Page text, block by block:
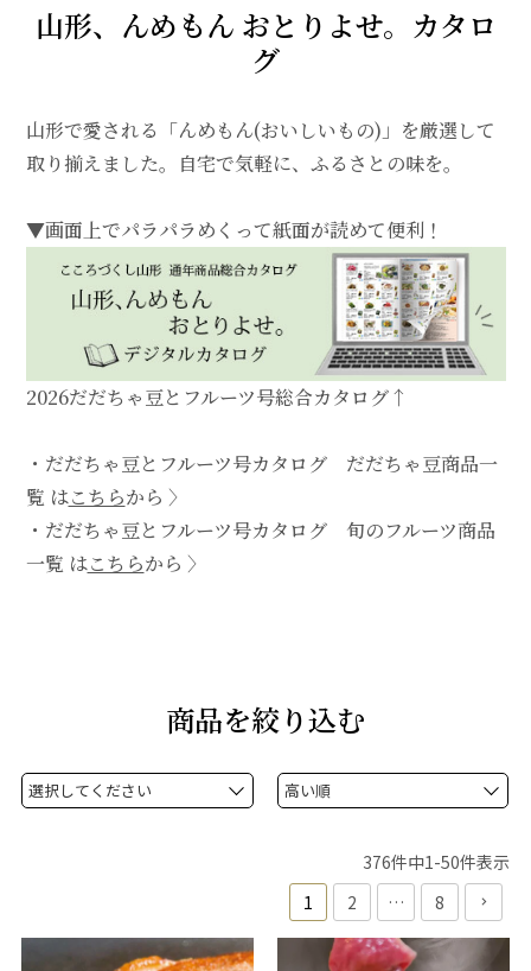
山形、んめもん おとりよせ。カタロ
グ
山形で愛される「んめもん(おいしいもの)」を厳選して
取り揃えました。自宅で気軽に、ふるさとの味を。
▼画面上でパラパラめくって紙面が読めて便利！
2026だだちゃ豆とフルーツ号総合カタログ↑
・ だだちゃ豆とフルーツ号カタログ だだちゃ豆商品一
覧 はこちらから 〉
・ だだちゃ豆とフルーツ号カタログ 旬のフルーツ商品
一覧 はこちらから 〉
商品を絞り込む
376件中1-50件表示
1
2 … 8